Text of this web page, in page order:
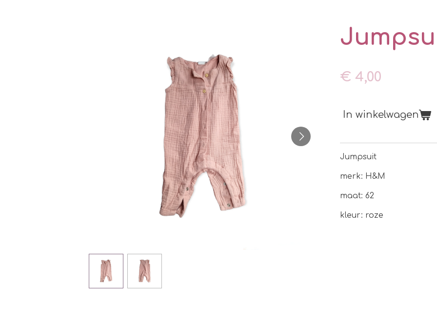
€ 4,00
In winkelwagen
Jumpsuit
merk: H&M
maat: 62
kleur: roze